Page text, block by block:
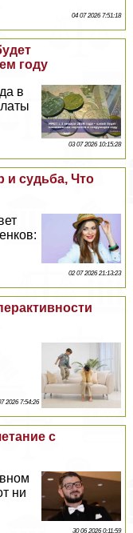
04 07 2026 7:51:18
году
в
03 07 2026 10:15:28
и судьба, Что
02 07 2026 21:13:23
2026 7:54:26
с
ни
30 06 2026 0:11:59